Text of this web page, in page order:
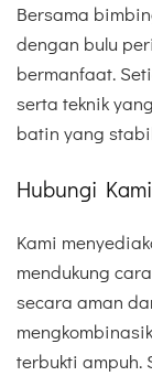
Bersama
dengan bulu
bermanfaat.
serta teknik
batin yang
Hubungi Kami
Kami
mendukung
secara aman
terbukti ampuh.